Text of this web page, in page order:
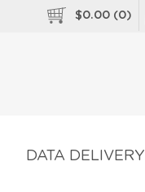
$0.00 (0)
DATA DELIVERY